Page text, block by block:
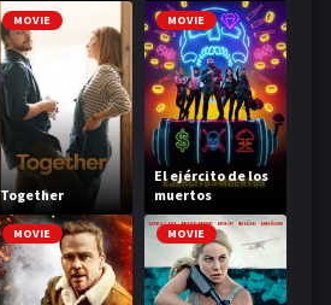
MOVIE
Together
MOVIE
El ejército de los
muertos
MOVIE MOVIE